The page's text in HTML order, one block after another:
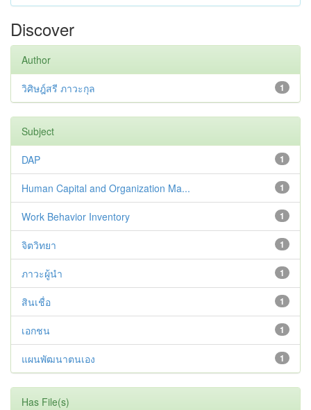
Discover
Author
1
วิศิษฎ์สรี ภาวะกุล
Subject
1
DAP
1
Human Capital and Organization Ma...
1
Work Behavior Inventory
1
จิตวิทยา
1
ภาวะผู้นำ
1
สินเชื่อ
1
เอกชน
1
แผนพัฒนาตนเอง
Has File(s)